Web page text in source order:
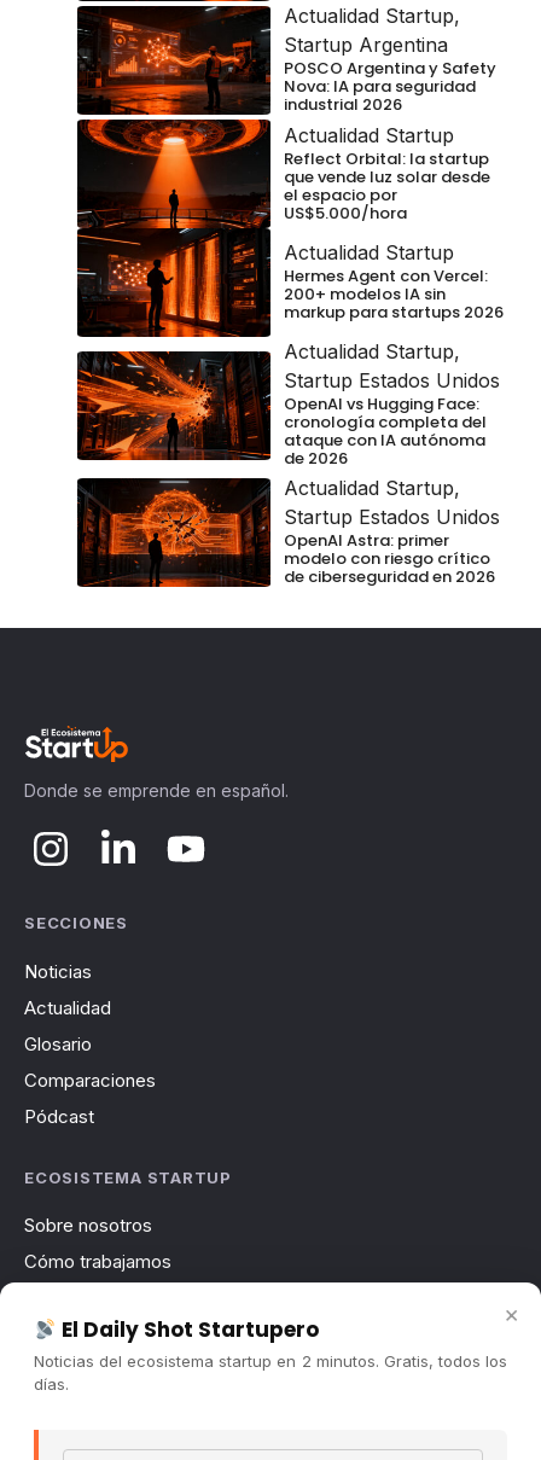
Actualidad Startup,
Startup Argentina
POSCO Argentina y Safety
Nova: IA para seguridad
industrial 2026
Actualidad Startup
Reflect Orbital: la startup
que vende luz solar desde
el espacio por
US$5.000/hora
Actualidad Startup
Hermes Agent con Vercel:
200+ modelos IA sin
markup para startups 2026
Actualidad Startup,
Startup Estados Unidos
OpenAI vs Hugging Face:
cronología completa del
ataque con IA autónoma
de 2026
Actualidad Startup,
Startup Estados Unidos
OpenAI Astra: primer
modelo con riesgo crítico
de ciberseguridad en 2026
Donde se emprende en español.
SECCIONES
Noticias
Actualidad
Glosario
Comparaciones
Pódcast
ECOSISTEMA STARTUP
Sobre nosotros
Cómo trabajamos
Contacto
Publicidad
×
El Daily Shot Startupero
Noticias del ecosistema startup en 2 minutos. Gratis, todos los
días.